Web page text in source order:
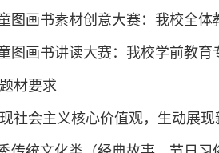
图画书素材创意大赛：我校全
图画书讲读大赛：我校学前教育
材要求
社会主义核心价值观，生动展